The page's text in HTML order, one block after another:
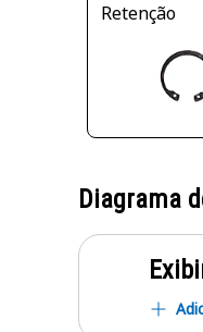
Retenção
Diagrama